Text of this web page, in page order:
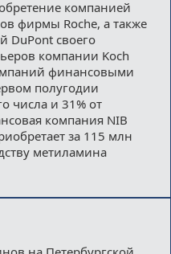
компанией
фирмы Roche, а также
своего
компании Koch
финансовыми
полугодии
числа и 31% от
компания NIB
за 115 млн
метиламина